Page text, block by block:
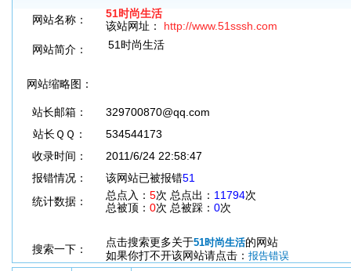
网站名称：
51时尚生活
该站网址： http://www.51sssh.com
网站简介：
51时尚生活
网站缩略图：
站长邮箱：
329700870@qq.com
站长ＱＱ：
534544173
收录时间：
2011/6/24 22:58:47
报错情况：
该网站已被报错51
统计数据：
总点入： 5次 总点出： 11794次
总被顶： 0次 总被踩： 0次
搜索一下：
点击搜索更多关于51时尚生活的网站
如果你打不开该网站请点击： 报告错误